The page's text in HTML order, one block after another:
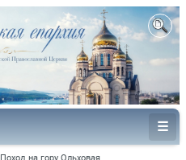
Поход на гору Ольховая